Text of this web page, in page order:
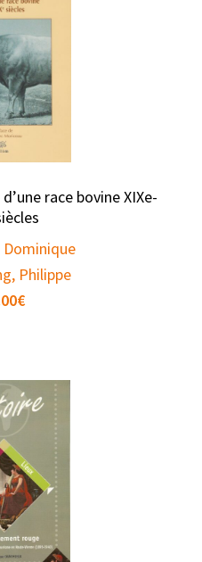
race bovine XIXe-
Dominique
Philippe
€